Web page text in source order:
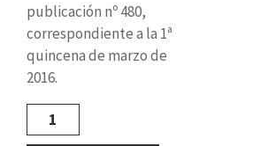
publicación nº 480,
correspondiente a la 1ª
quincena de marzo de
2016.
Revista
digital